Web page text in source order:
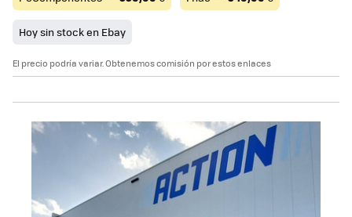
Hoy sin stock en Ebay
El precio podría variar. Obtenemos comisión por estos enlaces